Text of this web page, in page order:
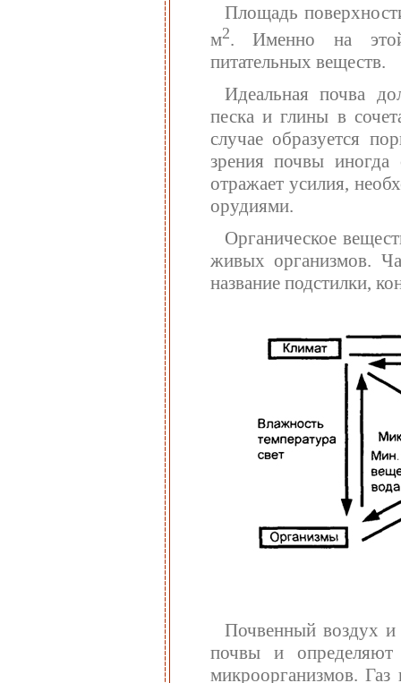
Площадь
м2. Именно на этой
питательных веществ.
Идеальная почва
песка и глины в
случае образуется
зрения почвы
отражает усилия,
орудиями.
Органическое
живых организмов.
название подстилки,
Почвенный воздух и
почвы и определяют
микроорганизмов.